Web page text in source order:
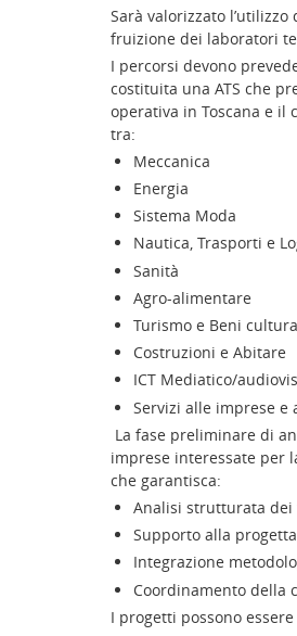
Sarà valorizzato
fruizione dei laboratori
I percorsi devono
costituita una ATS che
operativa in Toscana e il
tra:
Meccanica
Energia
Sistema Moda
Nautica, Trasporti e
Sanità
Agro-alimentare
Turismo e Beni
Costruzioni e Abitare
ICT Mediatico/
Servizi alle imprese
La fase preliminare di
imprese interessate per
che garantisca:
Analisi strutturata
Supporto alla
Integrazione
Coordinamento della
I progetti possono